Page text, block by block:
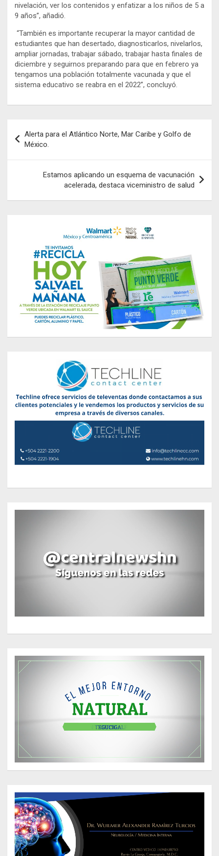
nivelación, ver los contenidos y enfatizar a los niños de 5 a
9 años”, añadió.
“También es importante recuperar la mayor cantidad de
estudiantes que han desertado, diagnosticarlos, nivelarlos,
ampliar jornadas, trabajar sábado, trabajar hasta finales de
diciembre y seguirnos preparando para que en febrero ya
tengamos una población totalmente vacunada y que el
sistema educativo se reabra en el 2022”, concluyó.
de
entradas
Alerta para el Atlántico Norte, Mar Caribe y Golfo de
México.
Estamos aplicando un esquema de vacunación
acelerada, destaca viceministro de salud